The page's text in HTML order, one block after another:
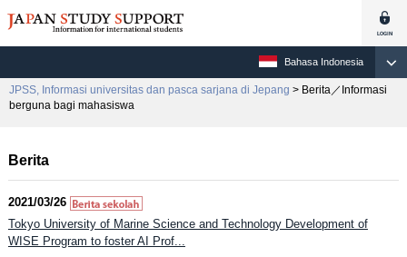
Bahasa Indonesia
JPSS, Informasi universitas dan pasca sarjana di Jepang > Berita／Informasi
berguna bagi mahasiswa
Berita
2021/03/26
Tokyo University of Marine Science and Technology Development of
WISE Program to foster AI Prof...